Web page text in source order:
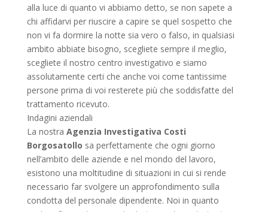
alla luce di quanto vi abbiamo detto, se non sapete a
chi affidarvi per riuscire a capire se quel sospetto che
non vi fa dormire la notte sia vero o falso, in qualsiasi
ambito abbiate bisogno, scegliete sempre il meglio,
scegliete il nostro centro investigativo e siamo
assolutamente certi che anche voi come tantissime
persone prima di voi resterete più che soddisfatte del
trattamento ricevuto.
Indagini aziendali
La nostra Agenzia Investigativa Costi
Borgosatollo sa perfettamente che ogni giorno
nell’ambito delle aziende e nel mondo del lavoro,
esistono una moltitudine di situazioni in cui si rende
necessario far svolgere un approfondimento sulla
condotta del personale dipendente. Noi in quanto